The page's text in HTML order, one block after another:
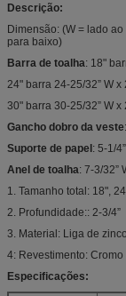
Descrição:
Dimensão: (W = lado
para baixo)
Barra de toalha: 18"
24" barra 24-25/32” W x
30" barra 30-25/32” W x
Gancho dobro da veste
Suporte de papel: 5-1/
Anel de toalha: 7-3/32”
1. Tamanho total: 18",
2. Profundidade:: 2-3/4”
3. Material: Liga de zinco
4: Revestimento: Cromo
Especificações: